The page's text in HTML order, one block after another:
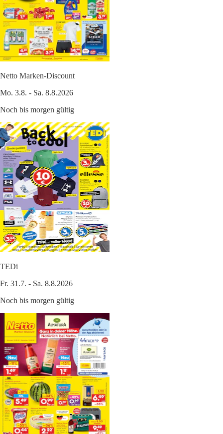
Netto Marken-Discount
Mo. 3.8. - Sa. 8.8.2026
Noch bis morgen gültig
TEDi
Fr. 31.7. - Sa. 8.8.2026
Noch bis morgen gültig